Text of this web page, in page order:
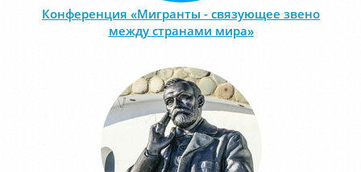
Конференция «Мигранты - связующее звено
между странами мира»